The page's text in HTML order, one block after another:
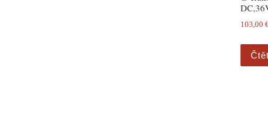
103,00